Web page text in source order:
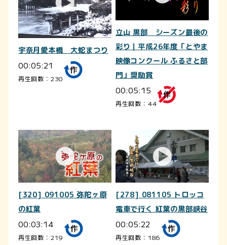
宇奈月愛本橋 大蛇まつり
00:05:21
再生回数：230
立山 黒部 シーズン最後の
彩り｜平成26年度「とやま
映像コンクール ふるさと部
門」奨励賞
00:05:15
再生回数：44
[320] 091005 弥陀ヶ原
の紅葉
00:03:14
再生回数：219
[278] 081105 トロッコ
電車で行く 紅葉の黒部峡谷
00:05:22
再生回数：186